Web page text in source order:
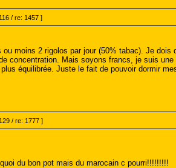
/ re: 1457 ]
moins 2 rigolos par jour (50% tabac). Je
concentration. Mais soyons francs, je suis
équilibrée. Juste le fait de pouvoir dormir
/ re: 1777 ]
du bon pot mais du marocain c pourri!!!!!!!!!